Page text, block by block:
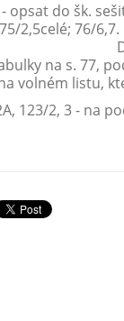
opsat do šk.
:74/A,
-
na s. 77,
volném listu,
123/2, 3 - na